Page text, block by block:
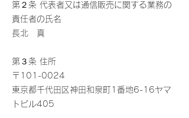
第２条 代表者又は通信販売に関する業務の
責任者の氏名
長北 真
第３条 住所
〒101-0024
東京都千代田区神田和泉町1番地6-16ヤマ
トビル405